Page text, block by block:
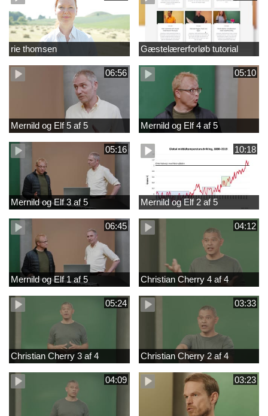
rie thomsen Gæstelærerforløb tutorial
06:56
Mernild og Elf 5 af 5
05:10
Mernild og Elf 4 af 5
05:16
Mernild og Elf 3 af 5
10:18
Mernild og Elf 2 af 5
06:45
Mernild og Elf 1 af 5
04:12
Christian Cherry 4 af 4
05:24
Christian Cherry 3 af 4
03:33
Christian Cherry 2 af 4
04:09 03:23